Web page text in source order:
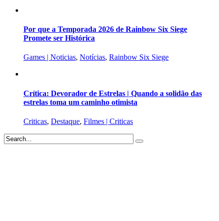
Por que a Temporada 2026 de Rainbow Six Siege
Promete ser Histórica
Games | Noticias, Notícias, Rainbow Six Siege
Crítica: Devorador de Estrelas | Quando a solidão das
estrelas toma um caminho otimista
Criticas, Destaque, Filmes | Criticas